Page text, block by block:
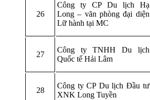
26
Công ty CP Du lịch Hạ
Long – văn phòng đại diện
Lữ hành tại MC
27
Công ty TNHH Du lịch
Quốc tế Hải Lâm
28
Công ty CP Du lịch Đầu tư
XNK Long Tuyền